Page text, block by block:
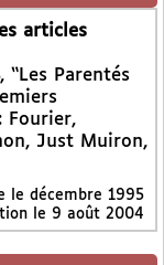
articles
“Les Parentés
Fourier,
Just Muiron,
le décembre 1995
le 9 août 2004